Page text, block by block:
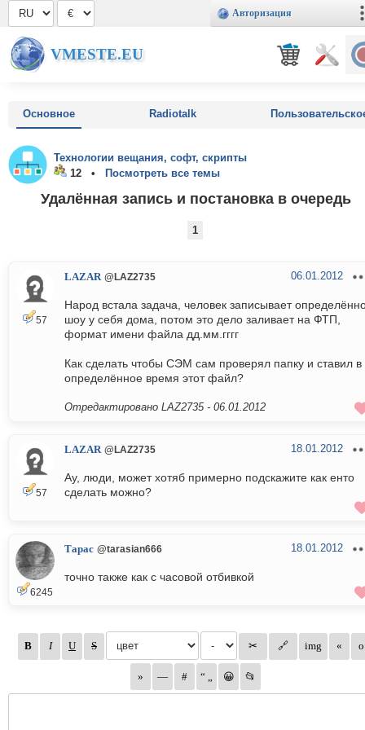
Авторизация
VMESTE.EU
Основное Radiotalk
Технологии вещания, софт, скрипты
12 •
Посмотреть все темы
Удалённая запись и постановка в очередь
1
57
LAZAR @LAZ2735 06.01.2012
Народ встала задача, человек записывает
шоу у себя дома, потом это дело заливает на ФТП,
формат имени файла дд.мм.гггг
Как сделать чтобы СЭМ сам проверял папку и ставил в
определённое время этот файл?
Отредактировано LAZ2735 - 06.01.2012
57
LAZAR @LAZ2735 18.01.2012
Ау, люди, может хотяб примерно подскажите как енто
сделать можно?
6245
Тарас @tarasian666 18.01.2012
точно также как с часовой отбивкой